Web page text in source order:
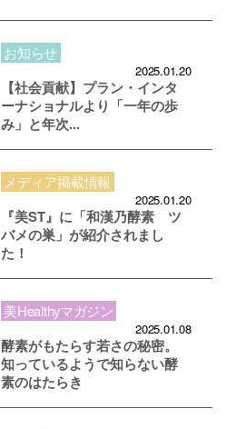
お知らせ
2025.01.20
【社会貢献】プラン・インタ
ーナショナルより「一年の歩
み」と年次...
メディア掲載情報
2025.01.20
『美ST』に「和漢乃酵素 ツ
バメの巣」が紹介されまし
た！
美Healthyマガジン
2025.01.08
酵素がもたらす若さの秘密。
知っているようで知らない酵
素のはたらき